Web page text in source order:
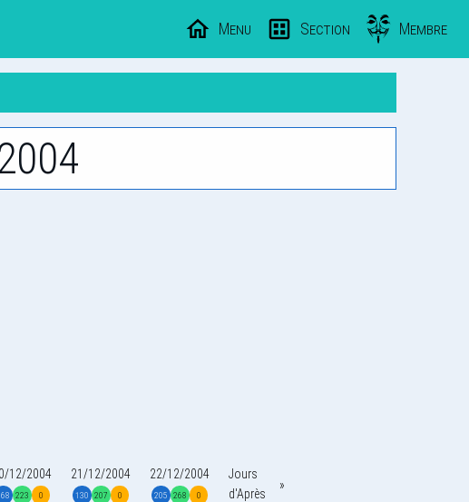
Menu Section Membre
12/2004
223 0
21/12/2004
130 207 0
22/12/2004
205 268 0
Jours
d'Après